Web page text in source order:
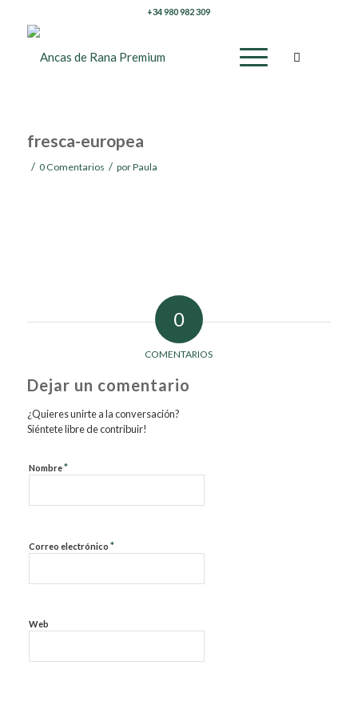
+34 980 982 309
fresca-europea
/ 0 Comentarios / porPaula
0
COMENTARIOS
Dejar un comentario
¿Quieres unirte a la conversación?
Siéntete libre de contribuir!
Nombre*
Correo electrónico *
Web